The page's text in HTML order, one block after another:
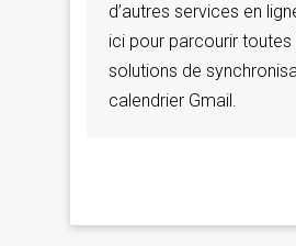
d’autres services en
ici pour parcourir toutes
solutions de
calendrier Gmail.